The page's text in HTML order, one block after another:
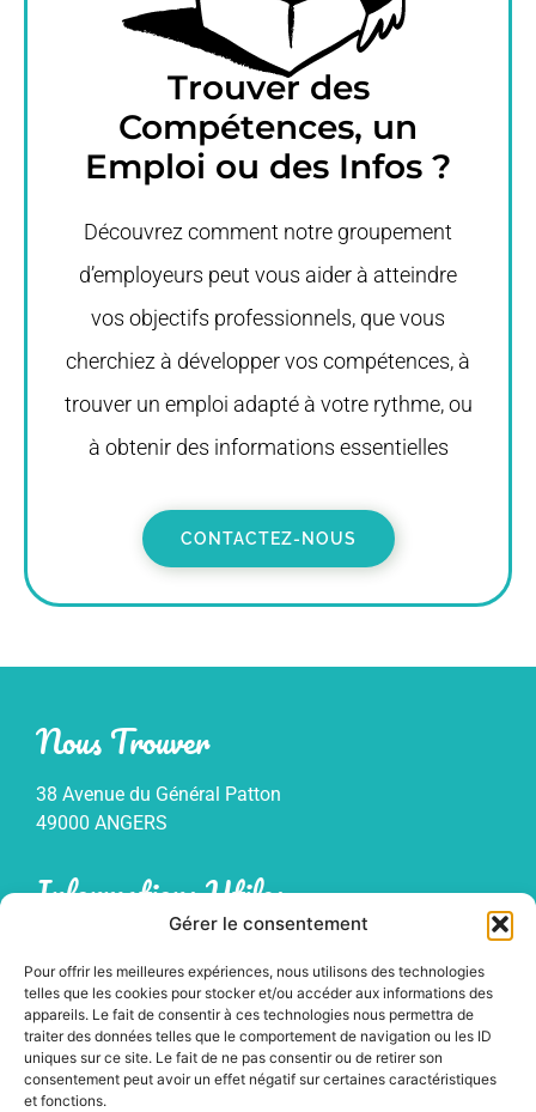
Gérer le consentement
Pour offrir les meilleures expériences, nous utilisons des technologies
telles que les cookies pour stocker et/ou accéder aux informations des
appareils. Le fait de consentir à ces technologies nous permettra de
traiter des données telles que le comportement de navigation ou les ID
uniques sur ce site. Le fait de ne pas consentir ou de retirer son
consentement peut avoir un effet négatif sur certaines caractéristiques
et fonctions.
Trouver des
Compétences, un
Emploi ou des Infos ?
Découvrez comment notre groupement
d’employeurs peut vous aider à atteindre
vos objectifs professionnels, que vous
cherchiez à développer vos compétences, à
trouver un emploi adapté à votre rythme, ou
à obtenir des informations essentielles
CONTACTEZ-NOUS
Nous Trouver
38 Avenue du Général Patton
49000 ANGERS
Informations Utiles
Politique de confidentialité
Plan du site